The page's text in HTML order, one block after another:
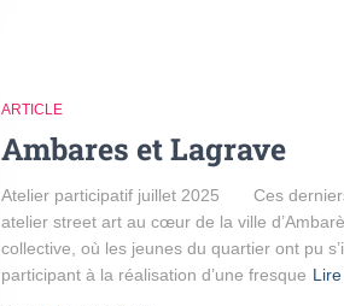
ARTICLE
Ambares et Lagrave
Atelier participatif juillet 2025 Ces
atelier street art au cœur de la ville
collective, où les jeunes du quartier ont pu
participant à la réalisation d’une fresque